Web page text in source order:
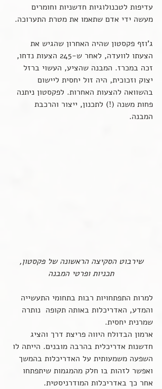
עדיפות לטכנולוגיות חדשניות וחומרים
מעשה ידי אדם שתאמו את מטרת התערוכה.
ג'וזף פקסטון שהיה האחרון שהגיש את
הצעתו לוועדה, לאחר ש-245 הצעות נדחו,
זכה במכרז. המבנה שהציע, העשוי ברזל
יצוק וזכוכית, היה זול יחסית ליישום
בהשוואה להצעות האחרות. לפקסטון ניתנה
פחות משנה (!) לתכנון, ייצור והרכבת
המבנה.
שירבוט הסקיצה הראשונה של פקסטון,
תכניות ופרטי המבנה
למרות התפתחויות רבות בתחומי התעשייה
והמדע, האדריכלות באותה תקופה  נותרה
שמרנית יחסית.
ארמון הבדולח היווה פריצת דרך והציג
חדשנות אדריכלית בהרבה מובנים. הייתה לו
השפעה משמעותית על האדריכלות בהמשך
ואפשר לזהות בו חלק מהמגמות שיתפתחו
אחר כך באדריכלות המודרניסטית.